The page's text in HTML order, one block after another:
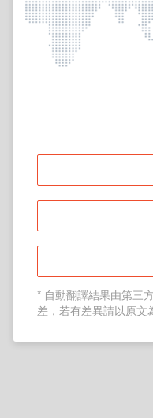
* 自動翻譯結果由第三
差，若有差異請以原文